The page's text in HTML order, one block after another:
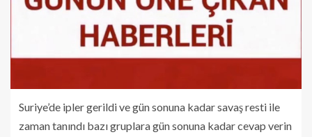
Suriye’de ipler gerildi ve gün sonuna kadar savaş resti ile
zaman tanındı bazı gruplara gün sonuna kadar cevap verin